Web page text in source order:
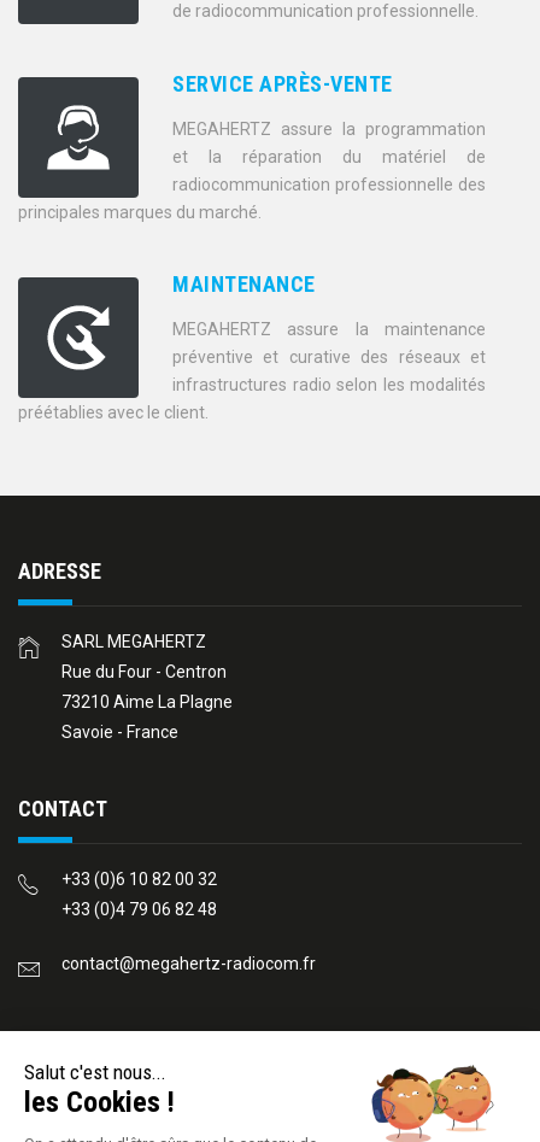
de radiocommunication professionnelle.
SERVICE APRÈS-VENTE
MEGAHERTZ assure la programmation
et la réparation du matériel de
radiocommunication professionnelle des
principales marques du marché.
MAINTENANCE
MEGAHERTZ assure la maintenance
préventive et curative des réseaux et
infrastructures radio selon les modalités
préétablies avec le client.
ADRESSE
SARL MEGAHERTZ
Rue du Four - Centron
73210 Aime La Plagne
Savoie - France
CONTACT
+33 (0)6 10 82 00 32
+33 (0)4 79 06 82 48
contact@megahertz-radiocom.fr
REJOIGNEZ-NOUS
Salut c'est nous...
les Cookies !